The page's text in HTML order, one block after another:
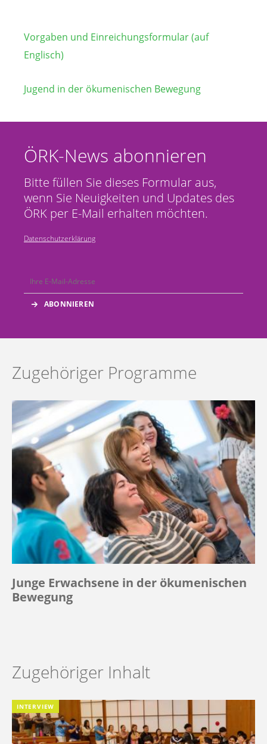
Vorgaben und Einreichungsformular (auf
Englisch)
Jugend in der ökumenischen Bewegung
ÖRK-News abonnieren
Bitte füllen Sie dieses Formular aus,
wenn Sie Neuigkeiten und Updates des
ÖRK per E-Mail erhalten möchten.
Datenschutzerklärung
Zugehöriger Programme
Junge Erwachsene in der ökumenischen
Bewegung
Zugehöriger Inhalt
INTERVIEW